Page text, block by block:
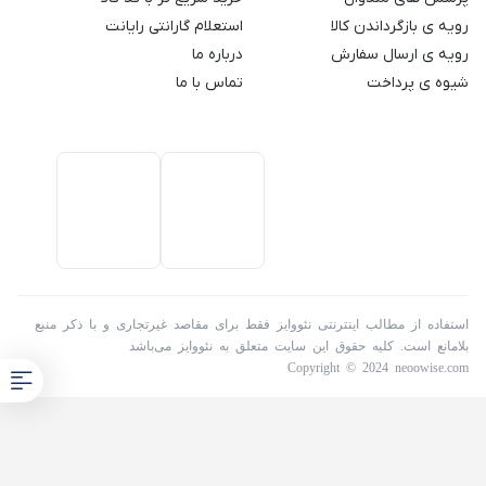
رویه ی بازگرداندن کالا
رویه ی ارسال سفارش
شیوه ی پرداخت
استعلام گارانتی رایانت
درباره ما
تماس با ما
استفاده از مطالب اینترنتی نئووایز فقط برای مقاصد غیرتجاری و با ذکر منبع
بلامانع است. کلیه حقوق این سایت متعلق به نئووایز می‌باشد
Copyright © 2024 neoowise.com